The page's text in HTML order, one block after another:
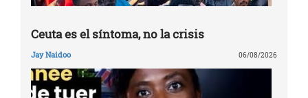
Ceuta es el síntoma, no la crisis
Jay Naidoo 06/08/2026